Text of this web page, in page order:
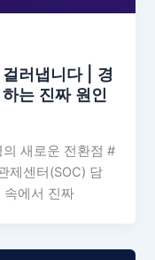
러냅니다 | 경
는 진짜 원인
새로운 전환점 #
제센터(SOC) 담
속에서 진짜